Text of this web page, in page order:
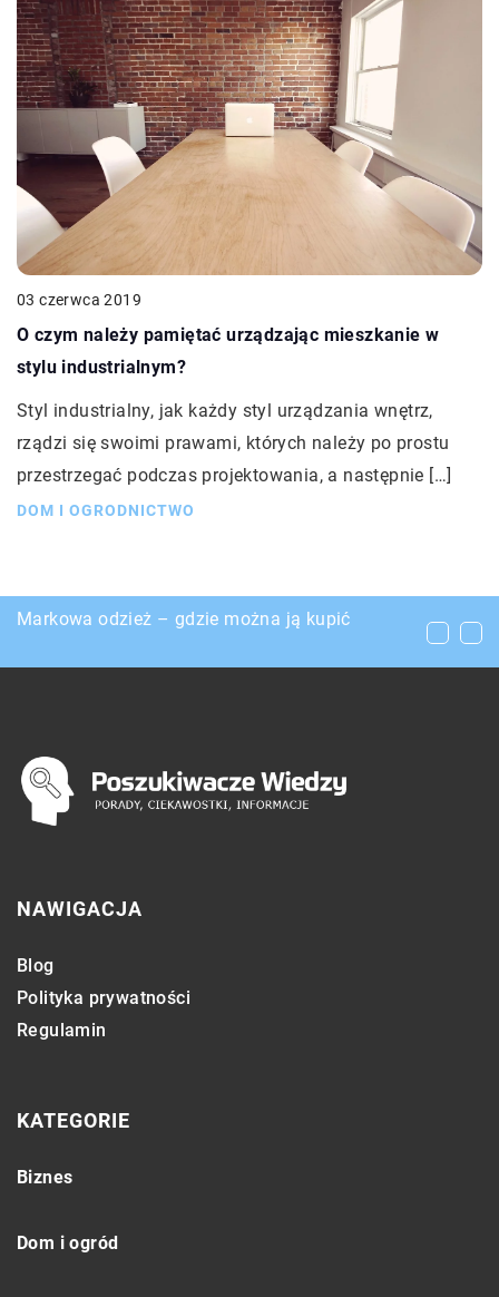
03 czerwca 2019
O czym należy pamiętać urządzając mieszkanie w
stylu industrialnym?
Styl industrialny, jak każdy styl urządzania wnętrz,
rządzi się swoimi prawami, których należy po prostu
przestrzegać podczas projektowania, a następnie […]
DOM I OGRODNICTWO
Co to jest pasta konopna ?
Markowa odzież – gdzie można ją kupić
Dlaczego warto przygarnąć młode zwierzęta ze
NAWIGACJA
Blog
Polityka prywatności
Regulamin
KATEGORIE
Biznes
Dom i ogród